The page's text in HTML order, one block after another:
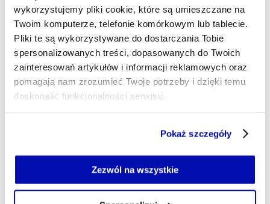
wykorzystujemy pliki cookie, które są umieszczane na
Twoim komputerze, telefonie komórkowym lub tablecie.
Pliki te są wykorzystywane do dostarczania Tobie
spersonalizowanych treści, dopasowanych do Twoich
zainteresowań artykułów i informacji reklamowych oraz
pomagają nam zrozumieć Twoje potrzeby i dzięki temu
doskonalić funkcjonalności serwisu.
Jeżeli nie wyrażasz zgody na zapisywanie plików cookie,
możesz łatwo zarządzać swoimi uprawnieniami, np. we
własnej przeglądarce internetowej lub po wybraniu opcji
Pokaż szczegóły
Zezwól na wszystkie
3 min temu
Szpital w Miastku bez umów z NFZ.
Udostępnij Kopiuj link artykułu
Udostępnij na LinkedIn
Udostępnij na Twitterze
Udostępnij na
Udostępnij
Strona główna Na żywo
Chiny rozważają zniesienie ceł
na wybrane towary z USA